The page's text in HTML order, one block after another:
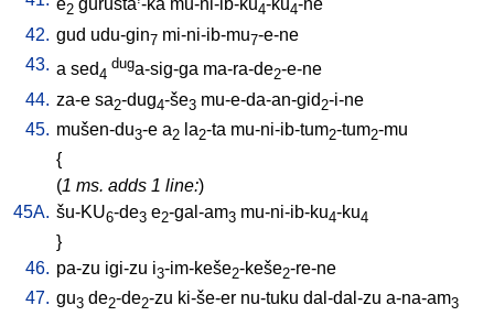
e2 gurušta -ka mu-ni-ib-ku4-ku4-ne
42. gud udu-gin7 mi-ni-ib-mu7-e-ne
43. a sed4
duga-sig-ga ma-ra-de2-e-ne
44. za-e sa2-dug4-še3 mu-e-da-an-gid 2-i-ne
45. mušen-du3-e a2 la2-ta mu-ni-ib-tum2-tum2-mu
{
(1 ms. adds 1 line:)
45A. šu-KU6-de3 e2-gal-am3 mu-ni-ib-ku4-ku4
}
46. pa-zu igi-zu i3-im-keše2-keše2-re-ne
47. gu3 de2-de2-zu ki-še-er nu-tuku dal-dal-zu a-na-am3